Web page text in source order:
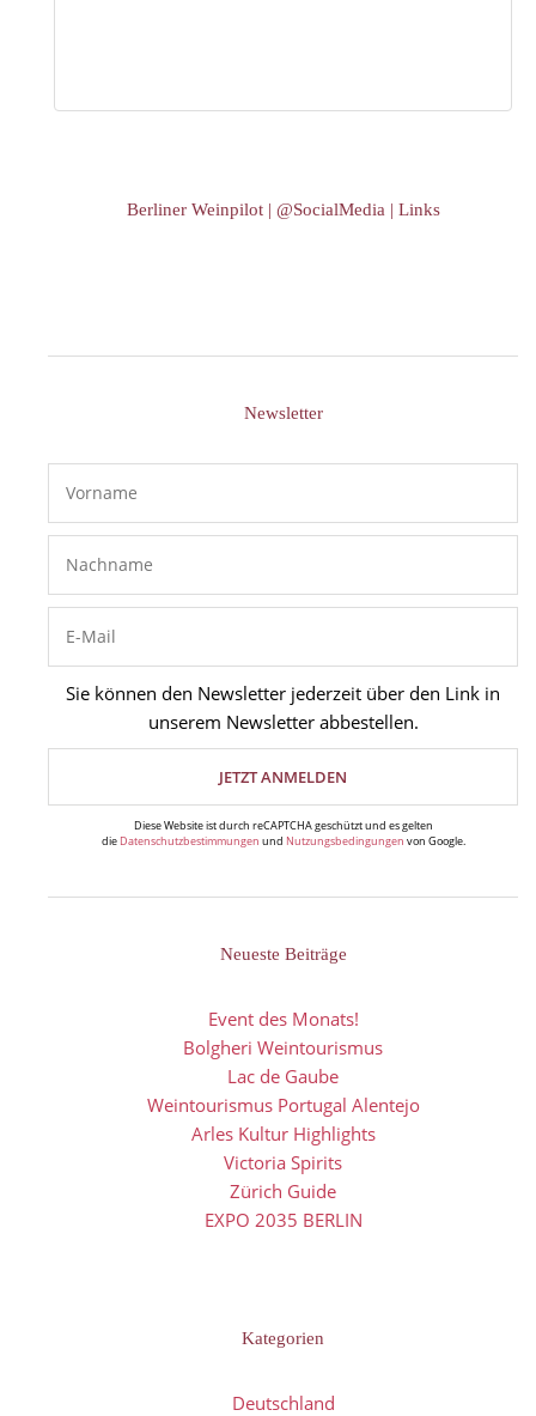
Berliner Weinpilot | @SocialMedia | Links
Newsletter
Sie können den Newsletter jederzeit über den Link in
unserem Newsletter abbestellen.
Diese Website ist durch reCAPTCHA geschützt und es gelten
die Datenschutzbestimmungen und Nutzungsbedingungen von Google.
Neueste Beiträge
Event des Monats!
Bolgheri Weintourismus
Lac de Gaube
Weintourismus Portugal Alentejo
Arles Kultur Highlights
Victoria Spirits
Zürich Guide
EXPO 2035 BERLIN
Kategorien
Deutschland